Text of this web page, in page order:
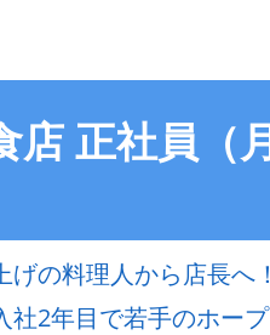
正社員（
げの料理人から店長
社2年目で若手のホー